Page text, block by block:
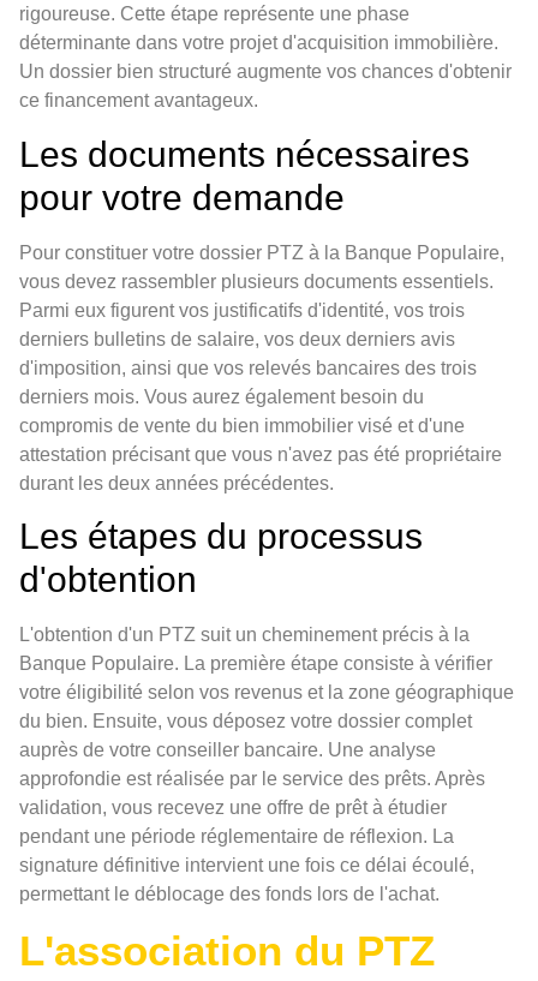
rigoureuse. Cette étape représente une phase
déterminante dans votre projet d'acquisition immobilière.
Un dossier bien structuré augmente vos chances d'obtenir
ce financement avantageux.
Les documents nécessaires
pour votre demande
Pour constituer votre dossier PTZ à la Banque Populaire,
vous devez rassembler plusieurs documents essentiels.
Parmi eux figurent vos justificatifs d'identité, vos trois
derniers bulletins de salaire, vos deux derniers avis
d'imposition, ainsi que vos relevés bancaires des trois
derniers mois. Vous aurez également besoin du
compromis de vente du bien immobilier visé et d'une
attestation précisant que vous n'avez pas été propriétaire
durant les deux années précédentes.
Les étapes du processus
d'obtention
L'obtention d'un PTZ suit un cheminement précis à la
Banque Populaire. La première étape consiste à vérifier
votre éligibilité selon vos revenus et la zone géographique
du bien. Ensuite, vous déposez votre dossier complet
auprès de votre conseiller bancaire. Une analyse
approfondie est réalisée par le service des prêts. Après
validation, vous recevez une offre de prêt à étudier
pendant une période réglementaire de réflexion. La
signature définitive intervient une fois ce délai écoulé,
permettant le déblocage des fonds lors de l'achat.
L'association du PTZ